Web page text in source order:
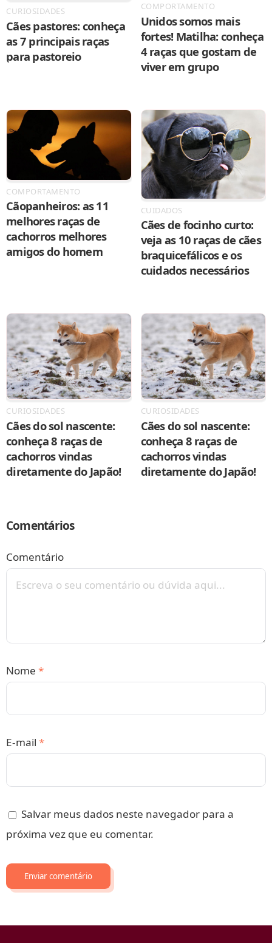
CURIOSIDADES
Cães pastores: conheça
as 7 principais raças
para pastoreio
COMPORTAMENTO
Unidos somos mais
fortes! Matilha: conheça
4 raças que gostam de
viver em grupo
COMPORTAMENTO
Cãopanheiros: as 11
melhores raças de
cachorros melhores
amigos do homem
CUIDADOS
Cães de focinho curto:
veja as 10 raças de cães
braquicefálicos e os
cuidados necessários
CURIOSIDADES
Cães do sol nascente:
conheça 8 raças de
cachorros vindas
diretamente do Japão!
CURIOSIDADES
Cães do sol nascente:
conheça 8 raças de
cachorros vindas
diretamente do Japão!
Comentários
Comentário
Nome *
E-mail *
Salvar meus dados neste navegador para a
próxima vez que eu comentar.